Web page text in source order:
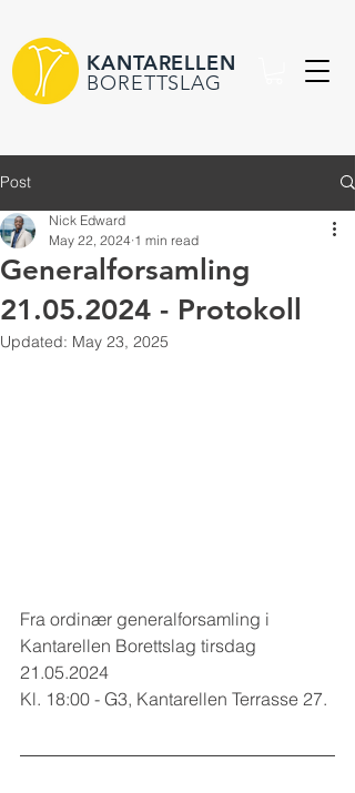
KANTARELLEN
BORETTSLAG
Post
Generalforsamling
21.05.2024 - Protokoll
Nick Edward
May 22, 2024 1 min read
Updated: May 23, 2025
Fra ordinær generalforsamling i
Kantarellen Borettslag tirsdag
21.05.2024
Kl. 18:00 - G3, Kantarellen Terrasse 27.